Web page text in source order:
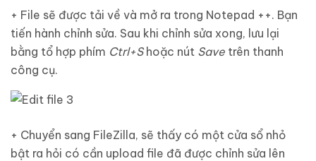
+ File sẽ được tải về và mở ra trong Notepad ++. Bạn
tiến hành chỉnh sửa. Sau khi chỉnh sửa xong, lưu lại
bằng tổ hợp phím Ctrl+Shoặc nút Save trên thanh
công cụ.
+ Chuyển sang FileZilla, sẽ thấy có một cửa sổ nhỏ
bật ra hỏi có cần upload file đã được chỉnh sửa lên